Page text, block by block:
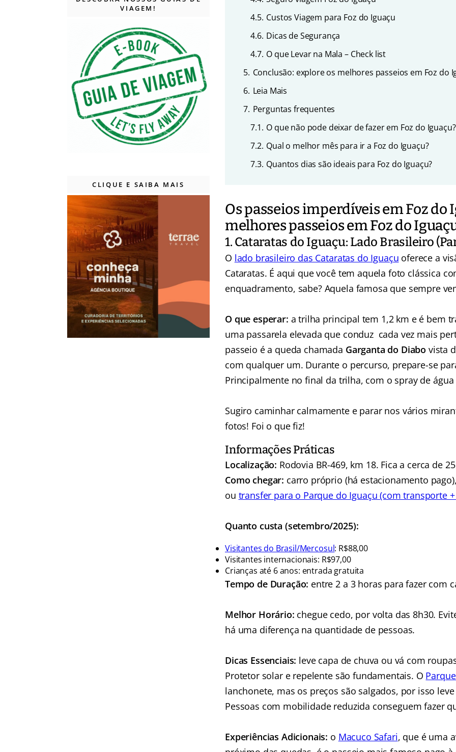
4.5. Custos Viagem para Foz do Iguaçu
4.6. Dicas de Segurança
4.7. O que Levar na Mala – Check list
5. Conclusão: explore os melhores passeios em Foz do
6. Leia Mais
7. Perguntas frequentes
7.1. O que não pode deixar de fazer em Foz do Iguaçu?
7.2. Qual o melhor mês para ir a Foz do Iguaçu?
7.3. Quantos dias são ideais para Foz do Iguaçu?
Os passeios imperdíveis em Foz do
melhores passeios em Foz do
1. Cataratas do Iguaçu: Lado Brasileiro
O lado brasileiro das Cataratas do Iguaçu oferece a
Cataratas. É aqui que você tem aquela foto clássica
enquadramento, sabe? Aquela famosa que sempre
O que esperar: a trilha principal tem 1,2 km e é bem
uma passarela elevada que conduz cada vez mais
passeio é a queda chamada Garganta do Diabo vista
com qualquer um. Durante o percurso, prepare-se
Principalmente no final da trilha, com o spray de água
Sugiro caminhar calmamente e parar nos vários
fotos! Foi o que fiz!
Informações Práticas
Localização: Rodovia BR-469, km 18. Fica a cerca de
Como chegar: carro próprio (há estacionamento
ou transfer para o Parque do Iguaçu (com transporte
Quanto custa (setembro/2025):
Visitantes do Brasil/Mercosul: R$88,00
Visitantes internacionais: R$97,00
Crianças até 6 anos: entrada gratuita
Tempo de Duração: entre 2 a 3 horas para fazer com
Melhor Horário: chegue cedo, por volta das 8h30.
há uma diferença na quantidade de pessoas.
Dicas Essenciais: leve capa de chuva ou vá com
Protetor solar e repelente são fundamentais. O
lanchonete, mas os preços são salgados, por isso
Pessoas com mobilidade reduzida conseguem fazer
Experiências Adicionais: o Macuco Safari, que é uma
VIAGEM!
CLIQUE E SAIBA MAIS